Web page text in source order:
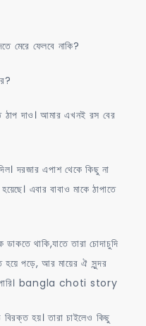
মেরে ফেলবে নাকি?
ঠাপ দাও। আমার এখনই রস বের
দরজার এপাশ থেকে কিছু না
এবার বাবাও মাকে ঠাপাতে
থাকি,যাতে তারা চোদাচুদি
পড়ে, আর মায়ের ঐ সুন্দর
পারি। bangla choti story
হয়। তারা চাইলেও কিছু